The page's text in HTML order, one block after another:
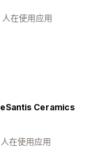
在使用应用
Ceramics
在使用应用